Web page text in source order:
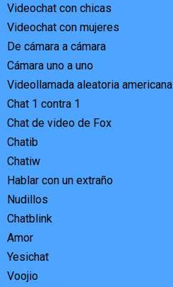
Videochat con chicas
Videochat con mujeres
De cámara a cámara
Cámara uno a uno
Videollamada aleatoria americana
Chat 1 contra 1
Chat de video de Fox
Chatib
Chatiw
Hablar con un extraño
Nudillos
Chatblink
Amor
Yesichat
Voojio